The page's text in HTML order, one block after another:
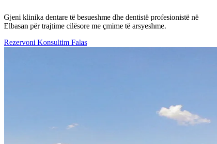
Gjeni klinika dentare të besueshme dhe dentistë profesionistë në
Elbasan për trajtime cilësore me çmime të arsyeshme.
Rezervoni Konsultim Falas